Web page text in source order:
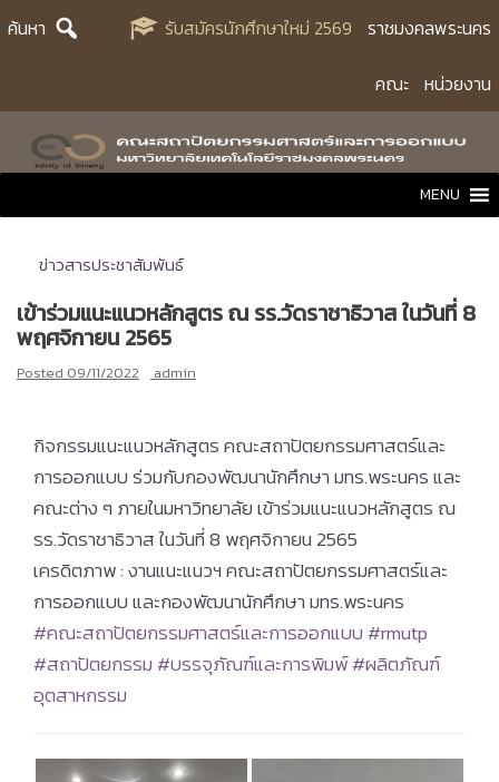
Skipค้นหา รับสมัครนักศึกษาใหม่ 2569 ราชมงคลพระนคร
คณะ หน่วยงาน
MENU
ข่าวสารประชาสัมพันธ์
เข้าร่วมแนะแนวหลักสูตร ณ รร.วัดราชาธิวาส ในวันที่ 8
พฤศจิกายน 2565
Posted 09/11/2022 admin
กิจกรรมแนะแนวหลักสูตร คณะสถาปัตยกรรมศาสตร์และ
การออกแบบ ร่วมกับกองพัฒนานักศึกษา มทร.พระนคร และ
คณะต่าง ๆ ภายในมหาวิทยาลัย เข้าร่วมแนะแนวหลักสูตร ณ
รร.วัดราชาธิวาส ในวันที่ 8 พฤศจิกายน 2565
เครดิตภาพ : งานแนะแนวฯ คณะสถาปัตยกรรมศาสตร์และ
การออกแบบ และกองพัฒนานักศึกษา มทร.พระนคร
#คณะสถาปัตยกรรมศาสตร์และการออกแบบ#rmutp
#สถาปัตยกรรม#บรรจุภัณฑ์และการพิมพ์#ผลิตภัณฑ์
อุตสาหกรรม